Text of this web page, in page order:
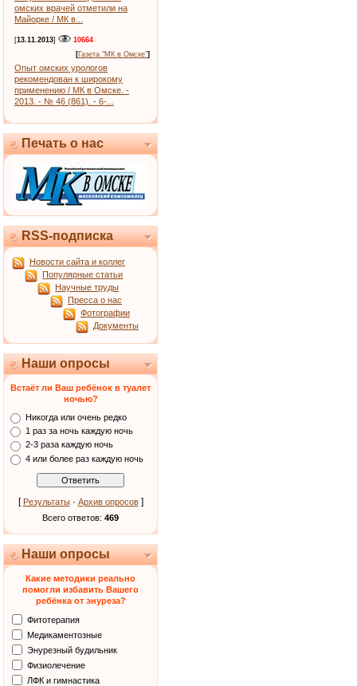
омских врачей отметили на
Майорке / МК в...
[13.11.2013]
10664
[Газета "МК в Омске"]
Опыт омских урологов
рекомендован к широкому
применению / МК в Омске. -
2013. - № 46 (861). - 6-...
Печать о нас
RSS-подписка
Новости сайта и коллег
Популярные статьи
Научные труды
Пресса о нас
Фотографии
Документы
Наши опросы
Встаёт ли Ваш ребёнок в туалет
ночью?
Никогда или очень редко
1 раз за ночь каждую ночь
2-3 раза каждую ночь
4 или более раз каждую ночь
[ Результаты· Архив опросов]
Всего ответов: 469
Наши опросы
Какие методики реально
помогли избавить Вашего
ребёнка от энуреза?
Фитотерапия
Медикаментозные
Энурезный будильник
Физиолечение
ЛФК и гимнастика